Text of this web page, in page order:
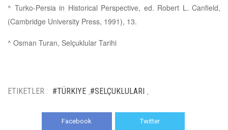
^ Turko-Persia in Historical Perspective, ed. Robert L. Canfield,
(Cambridge University Press, 1991), 13.
^ Osman Turan, Selçuklular Tarihi
ETIKETLER : #TÜRKIYE #SELÇUKLULARI
Facebook Twitter